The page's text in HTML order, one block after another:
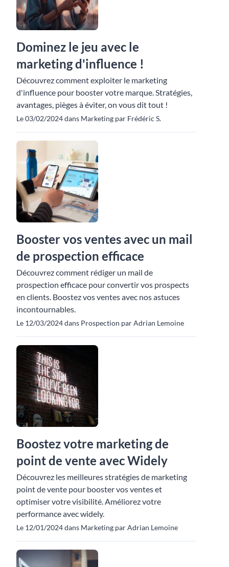
Dominez le jeu avec le
marketing d'influence !
Découvrez comment exploiter le marketing
d'influence pour booster votre marque. Stratégies,
avantages, pièges à éviter, on vous dit tout !
Le 03/02/2024 dans Marketing par Frédéric S.
Booster vos ventes avec un mail
de prospection efficace
Découvrez comment rédiger un mail de
prospection efficace pour convertir vos prospects
en clients. Boostez vos ventes avec nos astuces
incontournables.
Le 12/03/2024 dans Prospection par Adrian Lemoine
Boostez votre marketing de
point de vente avec Widely
Découvrez les meilleures stratégies de marketing
point de vente pour booster vos ventes et
optimiser votre visibilité. Améliorez votre
performance avec widely.
Le 12/01/2024 dans Marketing par Adrian Lemoine